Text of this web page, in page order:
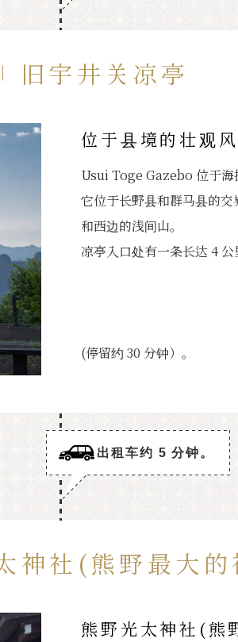
旧宇井关凉亭
位于县境的壮观
Usui Toge Gazebo 位于海
它位于长野县和群马县的
和西边的浅间山。
凉亭入口处有一条长达 4
(停留约 30 分钟）。
出租车约 5 分钟。
神社(熊野最大
熊野光太神社(熊